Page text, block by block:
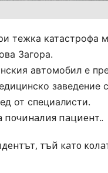
тежка катастрофа
Загора.
автомобил е
заведение
от специалисти.
починалия пациент..
тъй като